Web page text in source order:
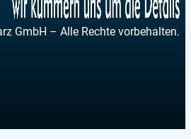
GmbH – Alle Rechte vorbehalten.